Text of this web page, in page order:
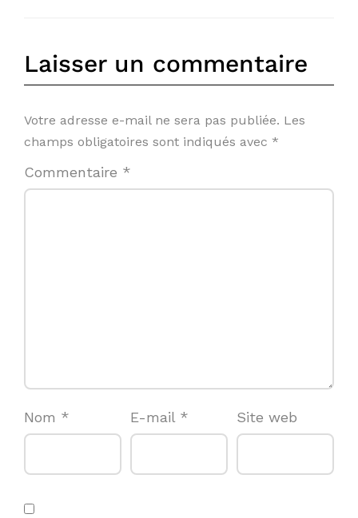
Laisser un commentaire
Votre adresse e-mail ne sera pas publiée. Les
champs obligatoires sont indiqués avec *
Commentaire *
Nom * E-mail * Site web